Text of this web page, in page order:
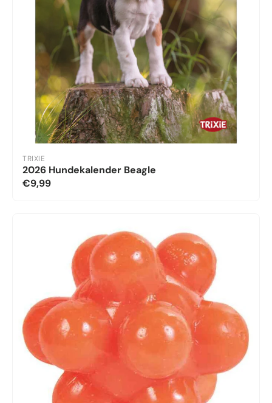
TRIXIE
2026 Hundekalender Beagle
€9,99